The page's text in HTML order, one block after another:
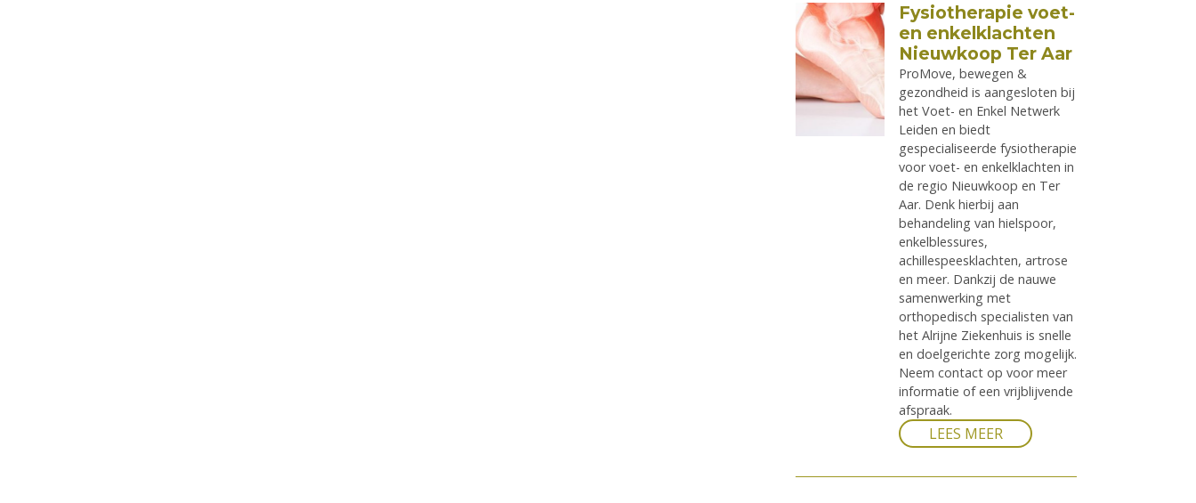
Fysiotherapie voet-
en enkelklachten
Nieuwkoop Ter Aar
ProMove, bewegen &
gezondheid is aangesloten bij
het Voet- en Enkel Netwerk
Leiden en biedt
gespecialiseerde fysiotherapie
voor voet- en enkelklachten in
de regio Nieuwkoop en Ter
Aar. Denk hierbij aan
behandeling van hielspoor,
enkelblessures,
achillespeesklachten, artrose
en meer. Dankzij de nauwe
samenwerking met
orthopedisch specialisten van
het Alrijne Ziekenhuis is snelle
en doelgerichte zorg mogelijk.
Neem contact op voor meer
informatie of een vrijblijvende
afspraak.
LEES MEER